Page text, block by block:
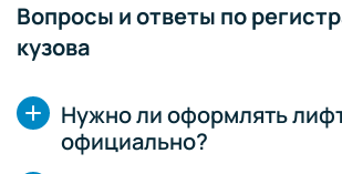
Вопросы и ответы по
кузова
Нужно ли оформлять
официально?